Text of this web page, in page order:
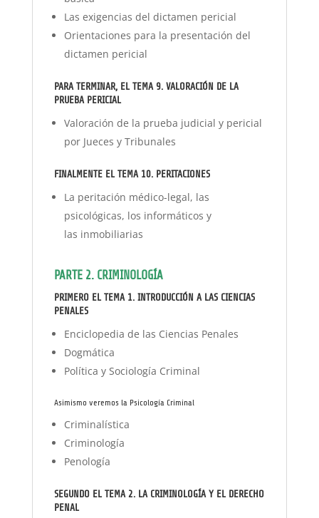
Las exigencias del dictamen pericial
Orientaciones para la presentación del
dictamen pericial
PARA TERMINAR, EL TEMA 9. VALORACIÓN DE LA
PRUEBA PERICIAL
Valoración de la prueba judicial y pericial
por Jueces y Tribunales
FINALMENTE EL TEMA 10. PERITACIONES
La peritación médico-legal, las
psicológicas, los informáticos y
las inmobiliarias
PARTE 2. CRIMINOLOGÍA
PRIMERO EL TEMA 1. INTRODUCCIÓN A LAS CIENCIAS
PENALES
Enciclopedia de las Ciencias Penales
Dogmática
Política y Sociología Criminal
Asimismo veremos la Psicología Criminal
Criminalística
Criminología
Penología
SEGUNDO EL TEMA 2. LA CRIMINOLOGÍA Y EL DERECHO
PENAL